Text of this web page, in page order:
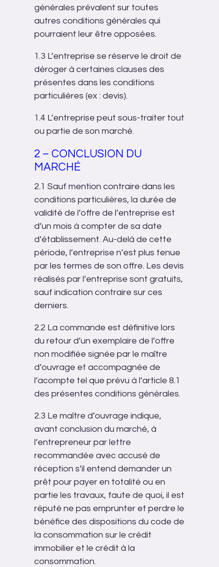
générales prévalent sur toutes
autres conditions générales qui
pourraient leur être opposées.
1.3 L’entreprise se réserve le droit de
déroger à certaines clauses des
présentes dans les conditions
particulières (ex : devis).
1.4 L’entreprise peut sous-traiter tout
ou partie de son marché.
2 – CONCLUSION DU
MARCHÉ
2.1 Sauf mention contraire dans les
conditions particulières, la durée de
validité de l’offre de l’entreprise est
d’un mois à compter de sa date
d’établissement. Au-delà de cette
période, l’entreprise n’est plus tenue
par les termes de son offre. Les devis
réalisés par l’entreprise sont gratuits,
sauf indication contraire sur ces
derniers.
2.2 La commande est définitive lors
du retour d’un exemplaire de l’offre
non modifiée signée par le maître
d’ouvrage et accompagnée de
l’acompte tel que prévu à l’article 8.1
des présentes conditions générales.
2.3 Le maître d’ouvrage indique,
avant conclusion du marché, à
l’entrepreneur par lettre
recommandée avec accusé de
réception s’il entend demander un
prêt pour payer en totalité ou en
partie les travaux, faute de quoi, il est
réputé ne pas emprunter et perdre le
bénéfice des dispositions du code de
la consommation sur le crédit
immobilier et le crédit à la
consommation.